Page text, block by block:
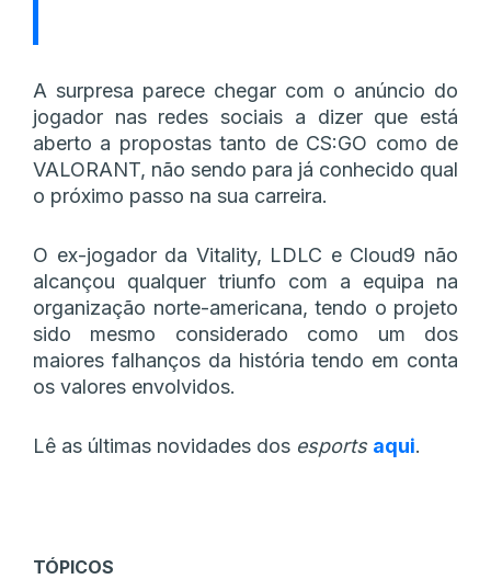
A surpresa parece chegar com o anúncio do
jogador nas redes sociais a dizer que está
aberto a propostas tanto de CS:GO como de
VALORANT, não sendo para já conhecido qual
o próximo passo na sua carreira.
O ex-jogador da Vitality, LDLC e Cloud9 não
alcançou qualquer triunfo com a equipa na
organização norte-americana, tendo o projeto
sido mesmo considerado como um dos
maiores falhanços da história tendo em conta
os valores envolvidos.
Lê as últimas novidades dos esports aqui.
TÓPICOS